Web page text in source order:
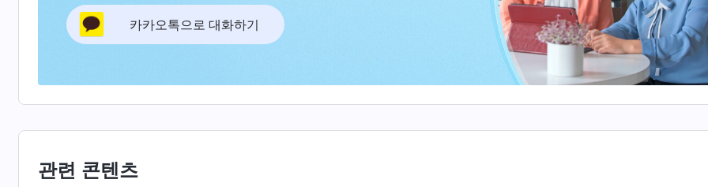
작아서, 말주변이 없어서, 또는 일을 꿰뚫어 보지 못해서 말할 엄두를 내지 못하는 것이겠느냐? 그렇지 않
이런 경우, 몇 가지 패괴 성품에 통제되어 있기 때문이다. 그중 하나는 간사한 성품이다. ‘내가 말하면 무슨 이
득이 되겠어? 괜히 말했다가 상대의 기분을 상하게라도 하면, 앞으로 어떻게 함께 지내겠어?’라며 스스로
먼저 생각한다. 이는 간사한 심리 아니겠느냐? 간사한 성품으로 인한 것 아니겠느냐? 또 다른 하나는 이기
이고 비열한 성품으로, ‘하나님 집의 이익에 해가 되든 말든 나랑 무슨 상관이야? 내가 왜 신경 써야 하지?
랑 상관없는 일이니 보거나 들어도 신경 쓸 필요 없어. 그건 내 책임이 아닌 걸. 내가 리더도 아니고.’라고
각하는 것이다. 이러한 것들은 네 내면에 있다가 네가 잠깐 의식하지 못한 새에 튀어나온 것 같기도 하고, 네
카카오톡으로 대화하기
관련 콘텐츠